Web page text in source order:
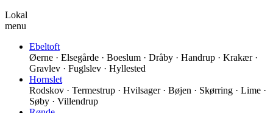
Lokal
menu
Ebeltoft
Øerne · Elsegårde · Boeslum · Dråby · Handrup · Krakær ·
Gravlev · Fuglslev · Hyllested
Hornslet
Rodskov · Termestrup · Hvilsager · Bøjen · Skørring · Lime ·
Søby · Villendrup